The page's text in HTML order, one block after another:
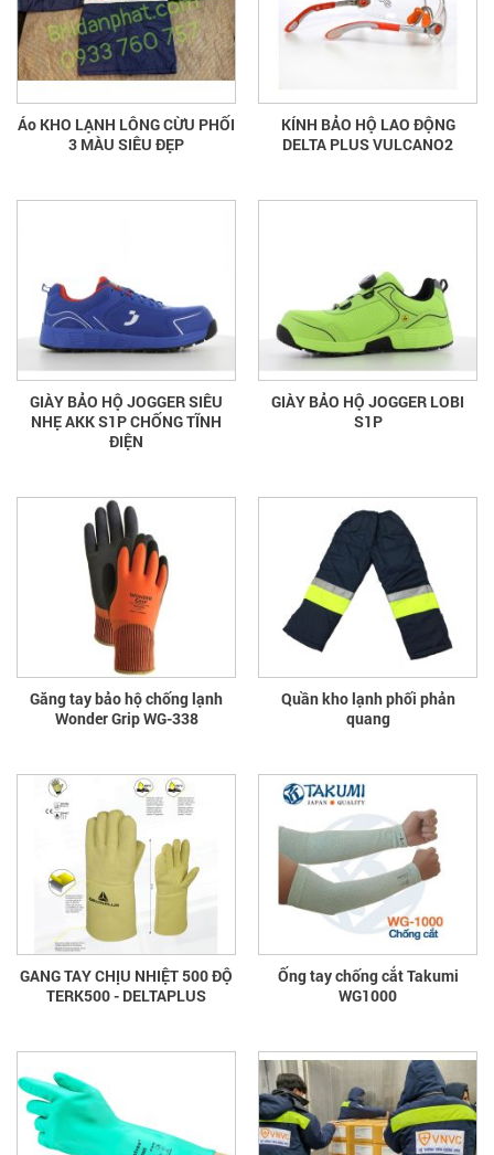
Áo KHO LẠNH LÔNG CỪU PHỐI
3 MÀU SIÊU ĐẸP
KÍNH BẢO HỘ LAO ĐỘNG
DELTA PLUS VULCANO2
GIÀY BẢO HỘ JOGGER SIÊU
NHẸ AKK S1P CHỐNG TĨNH
ĐIỆN
GIÀY BẢO HỘ JOGGER LOBI
S1P
Găng tay bảo hộ chống lạnh
Wonder Grip WG-338
Quần kho lạnh phối phản
quang
GANG TAY CHỊU NHIỆT 500 ĐỘ
TERK500 - DELTAPLUS
Ống tay chống cắt Takumi
WG1000